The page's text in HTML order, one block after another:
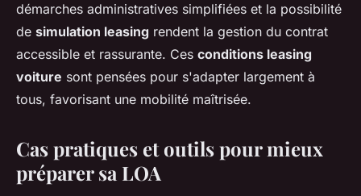
démarches administratives simplifiées et la possibilité
de simulation leasing rendent la gestion du contrat
accessible et rassurante. Ces conditions leasing
voiture sont pensées pour s'adapter largement à
tous, favorisant une mobilité maîtrisée.
Cas pratiques et outils pour mieux
préparer sa LOA